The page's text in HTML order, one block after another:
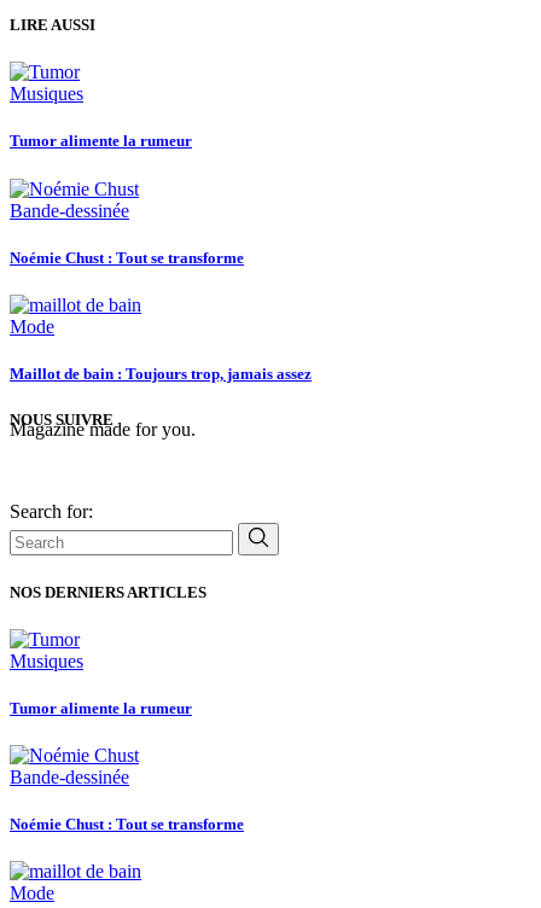
LIRE AUSSI
Musiques
Tumor alimente la rumeur
Bande-dessinée
Noémie Chust : Tout se transforme
Mode
Maillot de bain : Toujours trop, jamais assez
NOUS SUIVRE
Magazine made for you.
Search for:
NOS DERNIERS ARTICLES
Musiques
Tumor alimente la rumeur
Bande-dessinée
Noémie Chust : Tout se transforme
Mode